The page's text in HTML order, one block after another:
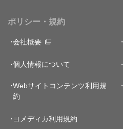
ポリシー・規約
会社概要
個人情報について
Webサイトコンテンツ利用規
約
ヨメディカ利用規約